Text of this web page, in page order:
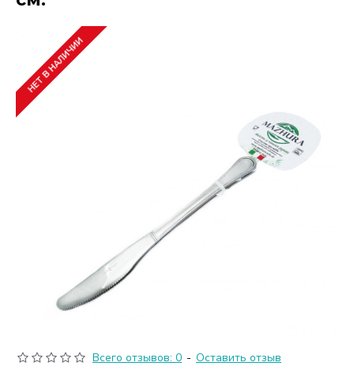
НЕТ В НАЛИЧИИ
Всего отзывов: 0 - Оставить отзыв